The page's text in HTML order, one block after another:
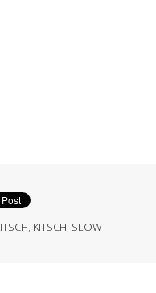
, KITSCH, SLOW